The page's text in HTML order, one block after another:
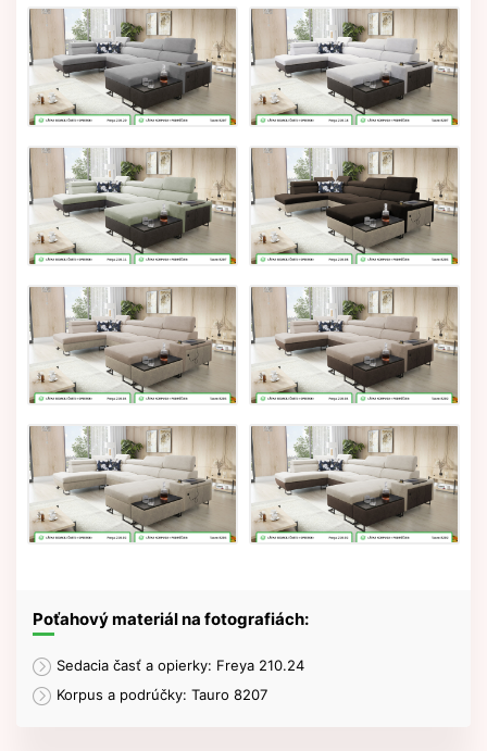
Poťahový materiál na fotografiách:
Sedacia časť a opierky: Freya 210.24
Korpus a podrúčky: Tauro 8207